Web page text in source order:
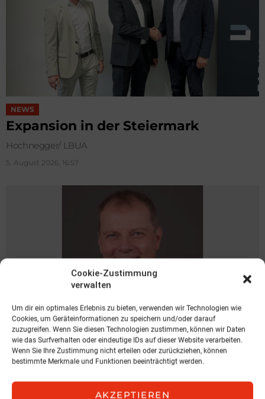
Cookie-Zustimmung
verwalten
Um dir ein optimales Erlebnis zu bieten, verwenden wir Technologien wie
Cookies, um Geräteinformationen zu speichern und/oder darauf
zuzugreifen. Wenn Sie diesen Technologien zustimmen, können wir Daten
wie das Surfverhalten oder eindeutige IDs auf dieser Website verarbeiten.
Wenn Sie Ihre Zustimmung nicht erteilen oder zurückziehen, können
bestimmte Merkmale und Funktionen beeinträchtigt werden.
AKZEPTIEREN
NEWS
Expansion in der Steiermark
Hochnegger/ LBUA
5. August 2026, 16:57
NEWS
Spari geht zu KOBAN